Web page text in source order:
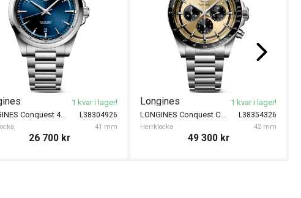
L38304926
41 mm
LONGINES Conquest 41mm
1 kvar i lager!
26 700 kr
L38354326
Longines
Herrklocka 42 mm
LONGINES Conquest Chronograph 42mm
1 kvar i lager!
49 300 kr